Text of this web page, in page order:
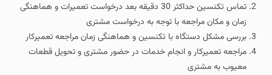
تماس تکنسین حداکثر 30 دقیقه بعد درخواست تعمیرات و هماهنگی
زمان و مکان مراجعه با توجه به درخواست مشتری
بررسی مشکل دستگاه با تکنسین و هماهنگی زمان مراجعه تعمیرکار
مراجعه تعمیرکار و انجام خدمات در حضور مشتری و تحویل قطعات
معیوب به مشتری